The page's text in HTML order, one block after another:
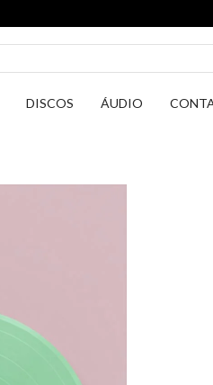
DISCOS ÁUDIO